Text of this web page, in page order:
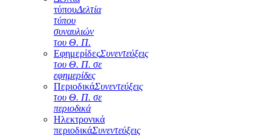
τύπουΔελτία
τύπου
συναυλιών
του Θ. Π.
ΕφημερίδεςΣυνεντεύξεις
του Θ. Π. σε
εφημερίδες
ΠεριοδικάΣυνεντεύξεις
του Θ. Π. σε
περιοδικά
Ηλεκτρονικά
περιοδικάΣυνεντεύξεις